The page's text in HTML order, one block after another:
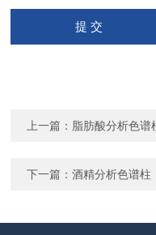
上一篇： 脂肪酸分析色谱
下一篇：酒精分析色谱柱